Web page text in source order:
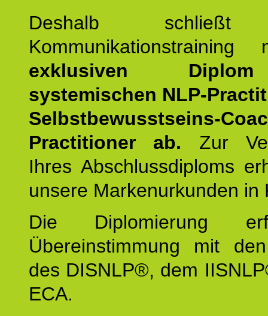
Deshalb schließt
exklusiven
systemischen NLP-
Selbstbewusstseins-
Practitioner ab. Zur
Ihres Abschlussdiploms
unsere Markenurkunden in
Die Diplomierung
Übereinstimmung mit
des DISNLP®, dem
ECA.